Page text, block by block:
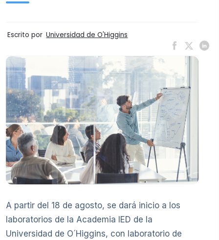
Escrito por Universidad de O'Higgins
A partir del 18 de agosto, se dará inicio a los
laboratorios de la Academia IED de la
Universidad de O´Higgins, con laboratorio de